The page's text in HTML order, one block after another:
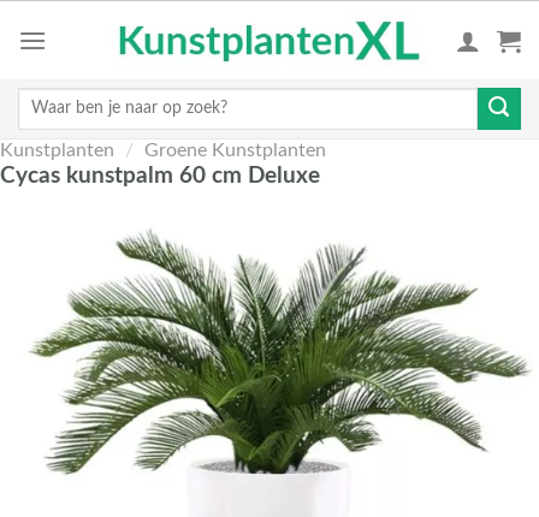
Zoeken
Kunstplanten / Groene Kunstplanten
Cycas kunstpalm 60 cm Deluxe